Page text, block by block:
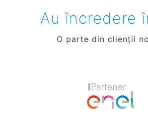
Au încredere
O parte din clienții